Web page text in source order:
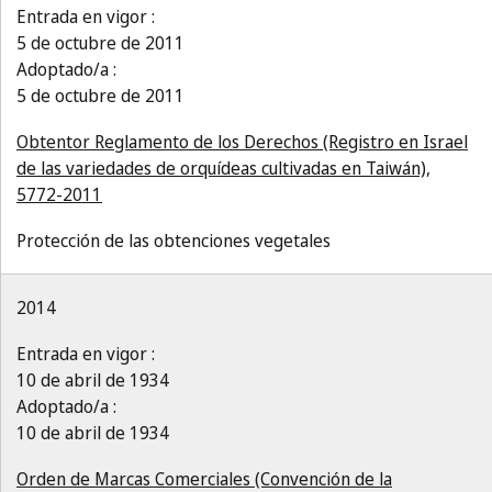
Entrada en vigor :
5 de octubre de 2011
Adoptado/a :
5 de octubre de 2011
Obtentor Reglamento de los Derechos (Registro en Israel
de las variedades de orquídeas cultivadas en Taiwán),
5772-2011
Protección de las obtenciones vegetales
2014
Entrada en vigor :
10 de abril de 1934
Adoptado/a :
10 de abril de 1934
Orden de Marcas Comerciales (Convención de la